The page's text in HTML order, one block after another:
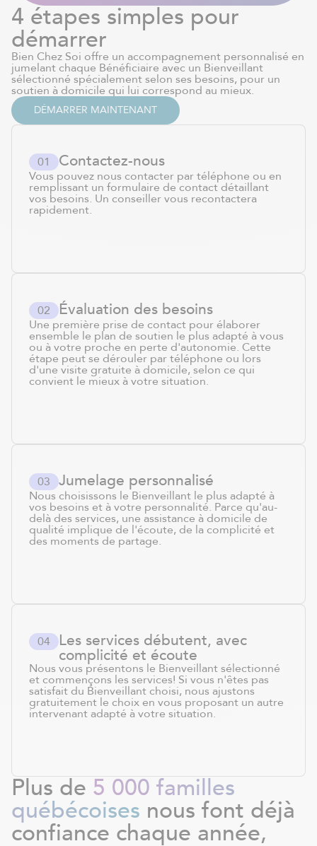
4 étapes simples pour
démarrer
Bien Chez Soi offre un accompagnement personnalisé en
jumelant chaque Bénéficiaire avec un Bienveillant
sélectionné spécialement selon ses besoins, pour un
soutien à domicile qui lui correspond au mieux.
DÉMARRER MAINTENANT
01 Contactez-nous
Vous pouvez nous contacter par téléphone ou en
remplissant un formulaire de contact détaillant
vos besoins. Un conseiller vous recontactera
rapidement.
02 Évaluation des besoins
Une première prise de contact pour élaborer
ensemble le plan de soutien le plus adapté à vous
ou à votre proche en perte d'autonomie. Cette
étape peut se dérouler par téléphone ou lors
d'une visite gratuite à domicile, selon ce qui
convient le mieux à votre situation.
03 Jumelage personnalisé
Nous choisissons le Bienveillant le plus adapté à
vos besoins et à votre personnalité. Parce qu'au-
delà des services, une assistance à domicile de
qualité implique de l'écoute, de la complicité et
des moments de partage.
04 Les services débutent, avec
complicité et écoute
Nous vous présentons le Bienveillant sélectionné
et commençons les services! Si vous n'êtes pas
satisfait du Bienveillant choisi, nous ajustons
gratuitement le choix en vous proposant un autre
intervenant adapté à votre situation.
Plus de 5 000 familles
québécoises nous font déjà
confiance chaque année,